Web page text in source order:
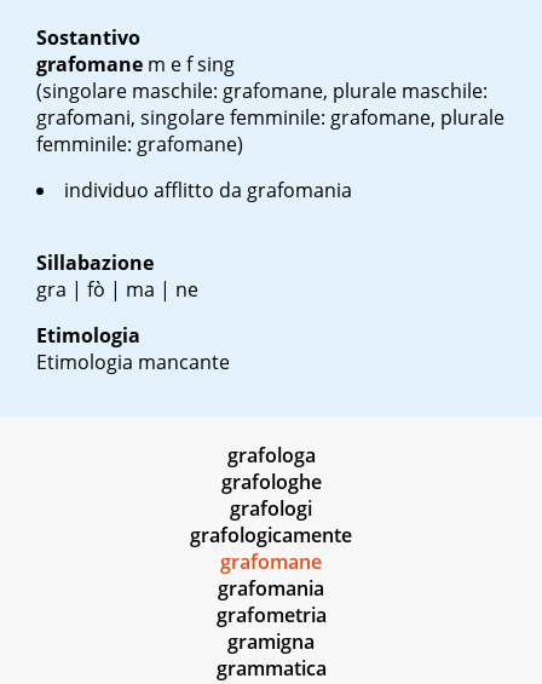
Sostantivo
grafomane m ef sing
(singolare maschile: grafomane, plurale maschile:
grafomani, singolare femminile: grafomane, plurale
femminile: grafomane)
individuo afflitto da grafomania
Sillabazione
gra | fò | ma | ne
Etimologia
Etimologia mancante
grafologa
grafologhe
grafologi
grafologicamente
grafomane
grafomania
grafometria
gramigna
grammatica